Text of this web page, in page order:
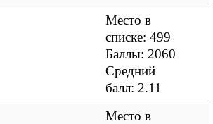
Место в
списке: 499
Баллы: 2060
Средний
балл: 2.11
Место в